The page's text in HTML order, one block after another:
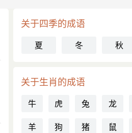
关于四季的成语
夏 冬 秋
关于生肖的成语
牛 虎 兔 龙
羊
狗 猪 鼠